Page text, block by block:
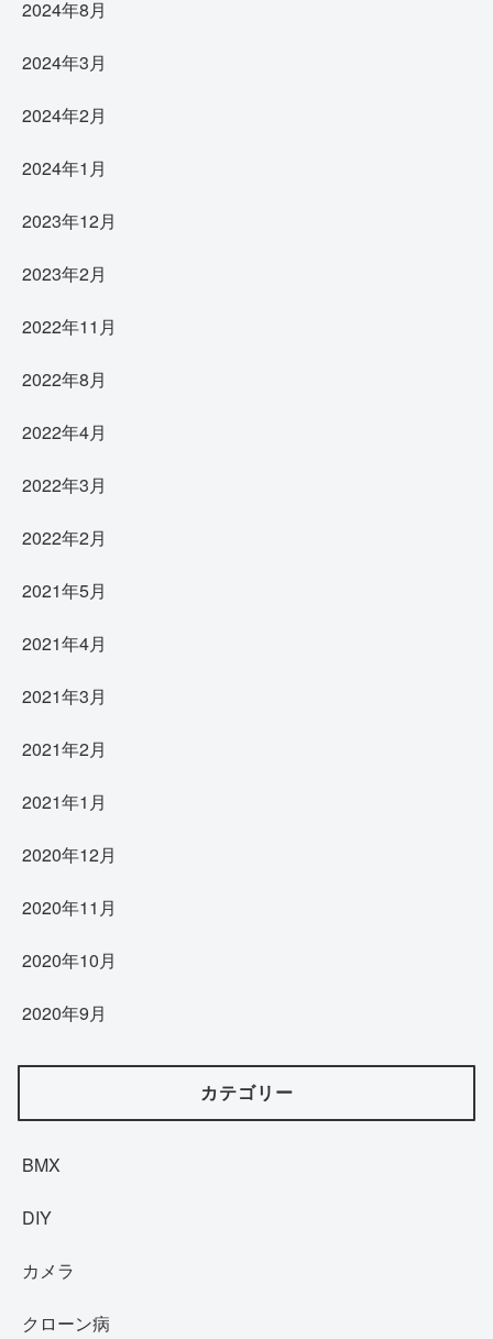
2024年8月
2024年3月
2024年2月
2024年1月
2023年12月
2023年2月
2022年11月
2022年8月
2022年4月
2022年3月
2022年2月
2021年5月
2021年4月
2021年3月
2021年2月
2021年1月
2020年12月
2020年11月
2020年10月
2020年9月
カテゴリー
BMX
DIY
カメラ
クローン病